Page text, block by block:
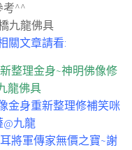
考^^
九龍佛具
關文章請看:
整理金身~神明佛像修
龍佛具
金身重新整理修補笑咪
九龍
將軍傳家無價之寶~謝